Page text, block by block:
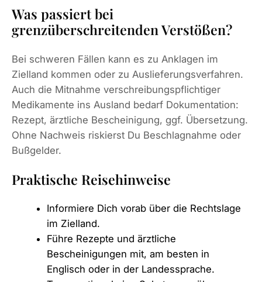
Was passiert bei
grenzüberschreitenden Verstößen?
Bei schweren Fällen kann es zu Anklagen im
Zielland kommen oder zu Auslieferungsverfahren.
Auch die Mitnahme verschreibungspflichtiger
Medikamente ins Ausland bedarf Dokumentation:
Rezept, ärztliche Bescheinigung, ggf. Übersetzung.
Ohne Nachweis riskierst Du Beschlagnahme oder
Bußgelder.
Praktische Reisehinweise
Informiere Dich vorab über die Rechtslage
im Zielland.
Führe Rezepte und ärztliche
Bescheinigungen mit, am besten in
Englisch oder in der Landessprache.